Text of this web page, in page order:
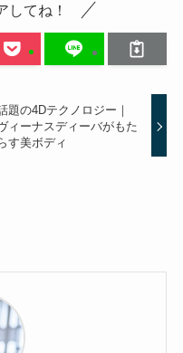
してね！
題の4Dテクノロジー｜
ィーナスディーバがもた
す美ボディ